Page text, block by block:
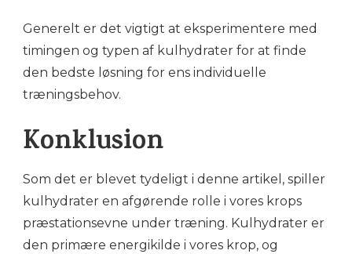
Generelt er det vigtigt at eksperimentere med
timingen og typen af kulhydrater for at finde
den bedste løsning for ens individuelle
træningsbehov.
Konklusion
Som det er blevet tydeligt i denne artikel, spiller
kulhydrater en afgørende rolle i vores krops
præstationsevne under træning. Kulhydrater er
den primære energikilde i vores krop, og